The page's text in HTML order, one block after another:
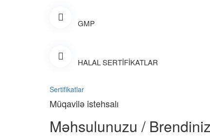
GMP
HALAL SERTİFİKATLAR
Sertifikatlar
Müqavilə istehsalı
Məhsulunuzu /